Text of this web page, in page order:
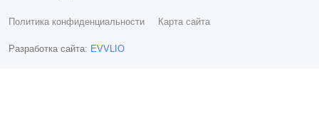
Политика конфиденциальности Карта сайта
Разработка сайта: EVVLIO